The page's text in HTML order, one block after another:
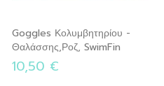
Goggles Κολυμβητηρίου -
Θαλάσσης,Ροζ, SwimFin
10,50 €